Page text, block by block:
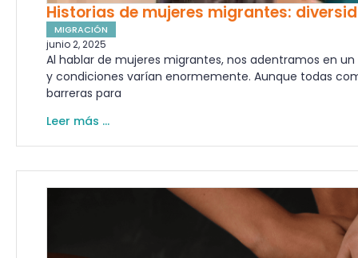
Historias de mujeres migrantes:
MIGRACIÓN
junio 2, 2025
Al hablar de mujeres migrantes, nos adentramos en
y condiciones varían enormemente. Aunque todas
barreras para
Leer más ...